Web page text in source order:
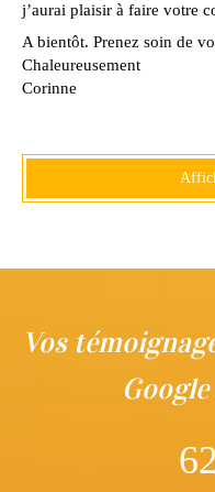
j’aurai plaisir à faire votre
A bientôt. Prenez soin de
Chaleureusement
Corinne
Vos